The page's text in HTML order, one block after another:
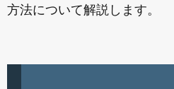
方法について解説します。